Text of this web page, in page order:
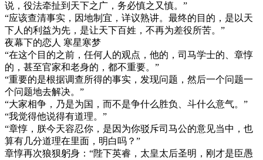
说，役法牵扯到天下之广，务必慎之又慎。”
“应该查清事实，因地制宜，详议熟讲。最终的目的，是以天
下人的利益为先，是让天下百姓，不再为差役所苦。”
夜幕下的恋人 寒星寒梦
“在这个目的之前，任何人的观点，他的，司马学士的、章惇
的，甚至官家和老身的，都不重要。”
“重要的是根据调查所得的事实，发现问题，然后一个问题一
个问题地去解决。”
“大家相争，乃是为国，而不是争什么胜负、斗什么意气。”
“我觉得他说得有道理。”
“章惇，朕今天容忍你，是因为你驳斥司马公的意见当中，也
算有几分道理在里面，明白吗？”
章惇再次狼狈躬身：“陛下英睿，太皇太后圣明，刚才是臣愚